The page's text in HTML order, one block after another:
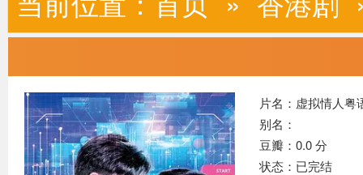
片名：虚拟情人粤
别名：
豆瓣：0.0 分
状态：已完结